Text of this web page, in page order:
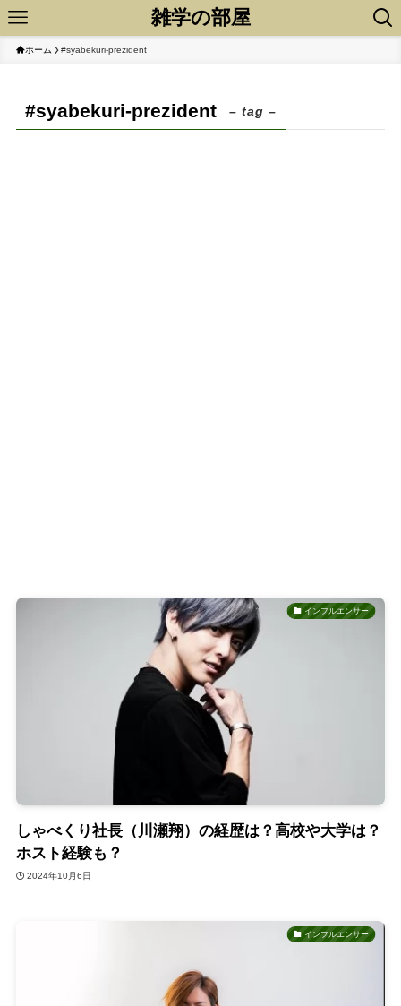
雑学の部屋
ホーム #syabekuri-prezident
#syabekuri-prezident – tag –
インフルエンサー
しゃべくり社長（川瀬翔）の経歴は？高校や大学は？
ホスト経験も？
2024年10月6日
インフルエンサー